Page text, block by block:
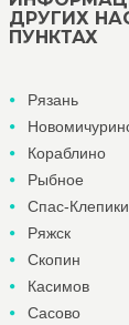
ДРУГИХ
ПУНКТАХ
Рязань
Кораблино
Рыбное
Спас-Клепики
Ряжск
Скопин
Касимов
Сасово